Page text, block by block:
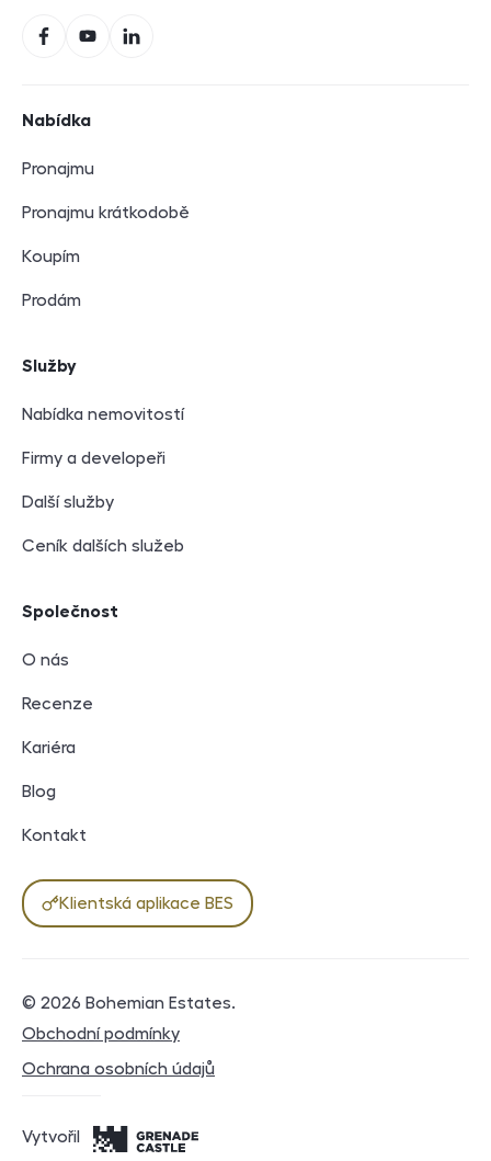
FacebookYouTubeLinkedIn
Nabídka
Pronajmu
Pronajmu krátkodobě
Koupím
Prodám
Služby
Nabídka nemovitostí
Firmy a developeři
Další služby
Ceník dalších služeb
Společnost
O nás
Recenze
Kariéra
Blog
Kontakt
Klientská aplikace BES
© 2026 Bohemian Estates.
Právní dokumenty
Obchodní podmínky
Ochrana osobních údajů
Vytvořil